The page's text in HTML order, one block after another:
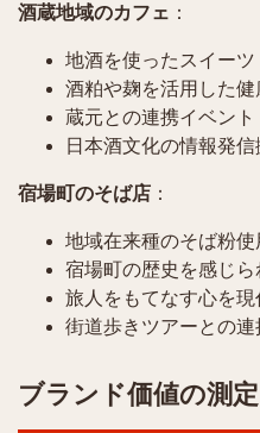
酒蔵地域のカフェ ：
地酒を使ったスイーツ
酒粕や麹を活用した健
蔵元との連携イベント
日本酒文化の情報発信
宿場町のそば店 ：
地域在来種のそば粉使
宿場町の歴史を感じら
旅人をもてなす心を現
街道歩きツアーとの連
ブランド価値の測